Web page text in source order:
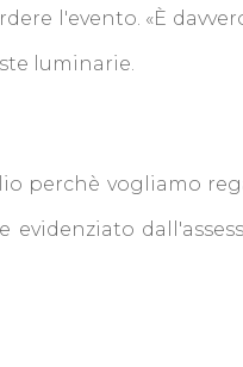
l'evento. «È
luminarie.
perchè vogliamo